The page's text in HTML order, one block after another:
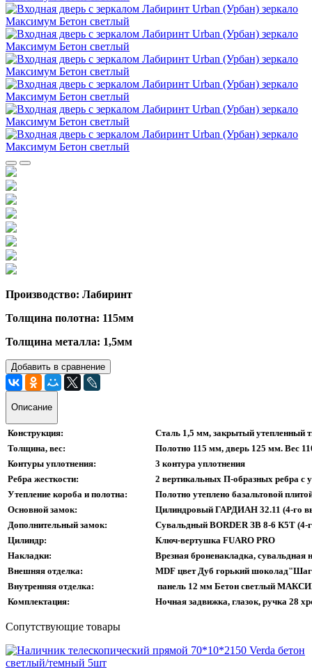
Производство: Лабиринт
Толщина полотна: 115мм
Толщина металла: 1,5мм
Добавить в сравнение
Описание
Конструкция:
Сталь 1,5 мм, закрытый утепленный
Толщина, вес:
Полотно 115 мм, дверь 125 мм. Вес
Контуры уплотнения:
3 контура уплотнения
Ребра жесткости:
2 вертикальных П-образных ребра с
Утепление короба и полотна:
Полотно утеплено базальтовой
Основной замок:
Цилиндровый ГАРДИАН 32.11 (4-го
Дополнительный замок:
Сувальдный BORDER ЗВ 8-6 К5Т (4-
Цилиндр:
Ключ-вертушка FUARO PRO
Накладки:
Врезная броненакладка, сувальдная
Внешняя отделка:
MDF цвет Дуб горький
Внутренняя отделка:
панель 12 мм Бетон светлый
Комплектация:
Ночная задвижка, глазок, ручка 28
Сопутствующие товары